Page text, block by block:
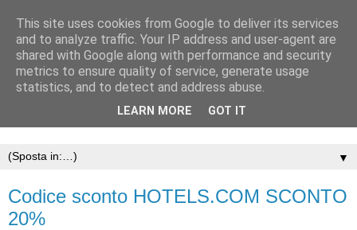
▼
Codice sconto HOTELS.COM SCONTO
20%
This site uses cookies from Google to deliver its services
and to analyze traffic. Your IP address and user-agent are
shared with Google along with performance and security
metrics to ensure quality of service, generate usage
statistics, and to detect and address abuse.
LEARN MORE GOT IT